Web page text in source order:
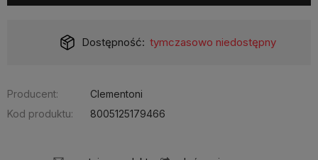
Dostępność: tymczasowo niedostępny
Producent:
Clementoni
Kod produktu:
8005125179466